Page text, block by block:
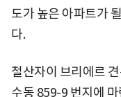
도가 높은 아파트가
다.
철산자이 브리에르
수동 859-9 번지에